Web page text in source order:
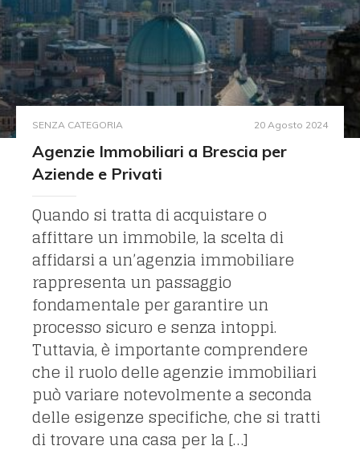
SENZA CATEGORIA 20 Agosto 2024
Agenzie Immobiliari a Brescia per
Aziende e Privati
Quando si tratta di acquistare o
affittare un immobile, la scelta di
affidarsi a un’agenzia immobiliare
rappresenta un passaggio
fondamentale per garantire un
processo sicuro e senza intoppi.
Tuttavia, è importante comprendere
che il ruolo delle agenzie immobiliari
può variare notevolmente a seconda
delle esigenze specifiche, che si tratti
di trovare una casa per la […]